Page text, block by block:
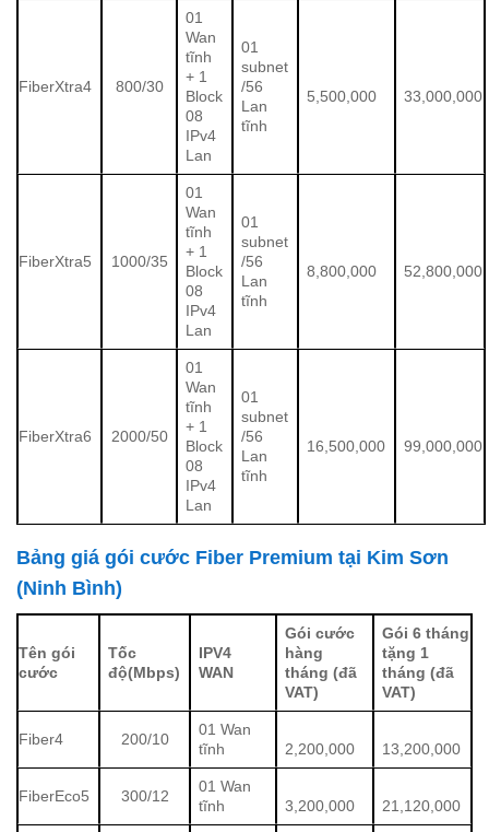
FiberXtra4 800/30
01
Wan
tĩnh
+ 1
Block
08
IPv4
Lan
01
subnet
/56
Lan
tĩnh
5,500,000 33,000,000
FiberXtra5 1000/35
01
Wan
tĩnh
+ 1
Block
08
IPv4
Lan
01
subnet
/56
Lan
tĩnh
8,800,000 52,800,000
FiberXtra6 2000/50
01
Wan
tĩnh
+ 1
Block
08
IPv4
Lan
01
subnet
/56
Lan
tĩnh
16,500,000 99,000,000
Bảng giá gói cước Fiber Premium tại Kim Sơn
(Ninh Bình)
Tên gói
cước
Tốc
độ(Mbps)
IPV4
WAN
Gói cước
hàng
tháng (đã
VAT)
Gói 6 tháng
tặng 1
tháng (đã
VAT)
Fiber4 200/10
01 Wan
tĩnh
2,200,000 13,200,000
FiberEco5 300/12
01 Wan
tĩnh
3,200,000 21,120,000